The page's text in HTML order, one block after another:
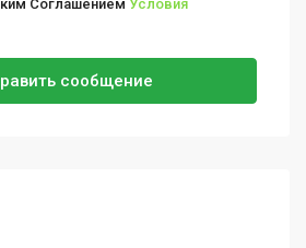
Соглашением Условия
сообщение